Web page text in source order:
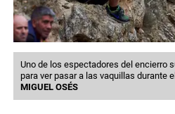
Uno de los espectadores del encierro
para ver pasar a las vaquillas durante
MIGUEL OSÉS